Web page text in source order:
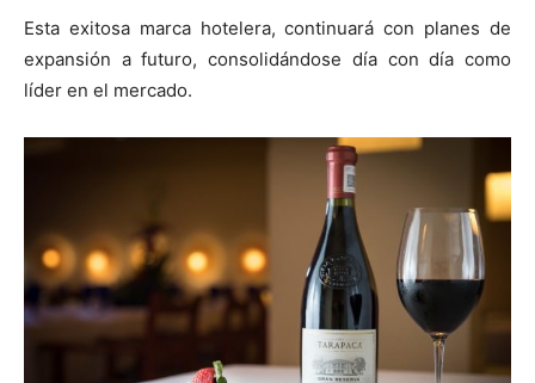
Esta exitosa marca hotelera, continuará con planes de
expansión a futuro, consolidándose día con día como
líder en el mercado.